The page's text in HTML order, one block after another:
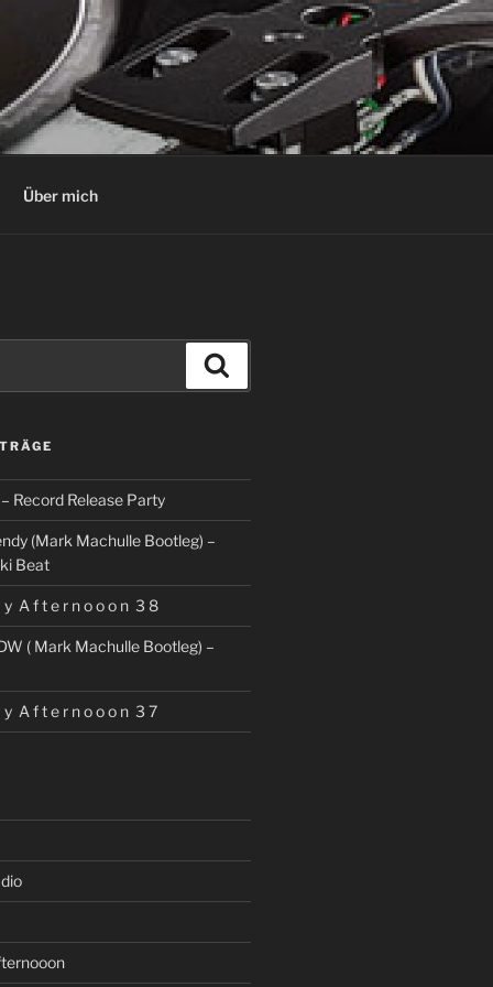
Über mich
Record Release Party
(Mark Machulle Bootleg) –
Beat
y A f t e r n o o o n 3 8
( Mark Machulle Bootleg) –
y A f t e r n o o o n 3 7